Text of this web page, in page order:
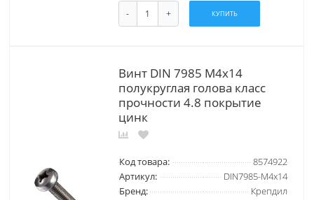
- + КУПИТЬ
Винт DIN 7985 М4х14
полукруглая голова класс
прочности 4.8 покрытие
цинк
Код товара:
8574922
Артикул:
DIN7985-М4х14
Бренд:
Крепдил